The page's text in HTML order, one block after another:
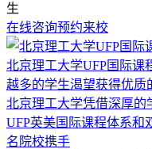
生
在线咨询预约来校
北京理工大学UFP国际课
越多的学生渴望获得优质
北京理工大学凭借深厚的
UFP英美国际课程体系和
名院校携手